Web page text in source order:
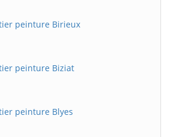
peinture Birieux
peinture Biziat
peinture Blyes